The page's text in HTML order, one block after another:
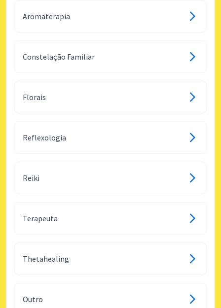
Aromaterapia
Constelação Familiar
Florais
Reflexologia
Reiki
Terapeuta
Thetahealing
Outro